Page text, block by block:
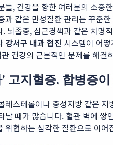
들, 건강을 향한 여러분의 소중
과 같은 만성질환 관리는 꾸준
뇌졸중, 심근경색과 같은 치명
강서구 내과 협진 시스템이 어
건강의 근본적인 문제를 해결
고지혈증, 합병증
레스테롤이나 중성지방 같은
날 때가 많습니다. 혈관 벽에
위협하는 심각한 질환으로 이어